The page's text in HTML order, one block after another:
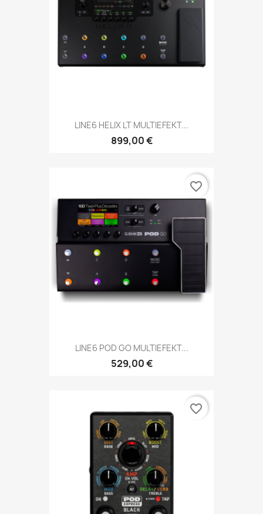
LINE6 HELIX LT MULTIEFEKT...
899,00 €
LINE6 POD GO MULTIEFEKT...
529,00 €
favorite_border
favorite_border